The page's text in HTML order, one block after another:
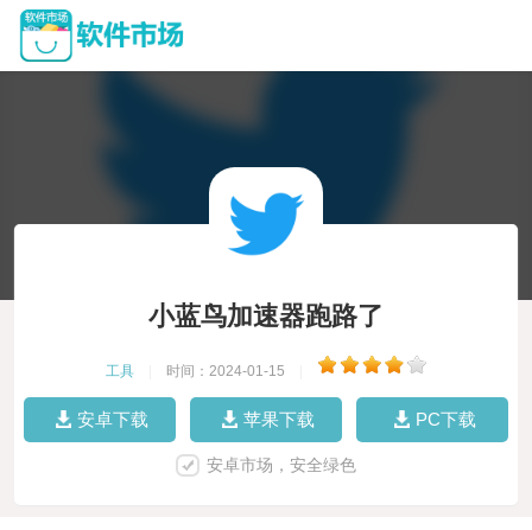
小蓝鸟加速器跑路了
工具 时间：2024-01-15
安卓下载 苹果下载 PC下载
安卓市场，安全绿色